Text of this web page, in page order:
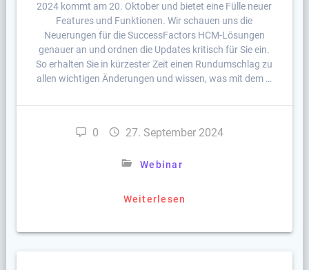
2024 kommt am 20. Oktober und bietet eine Fülle neuer
Features und Funktionen. Wir schauen uns die
Neuerungen für die SuccessFactors HCM-Lösungen
genauer an und ordnen die Updates kritisch für Sie ein.
So erhalten Sie in kürzester Zeit einen Rundumschlag zu
allen wichtigen Änderungen und wissen, was mit dem …
0 27. September 2024
Webinar
Weiterlesen